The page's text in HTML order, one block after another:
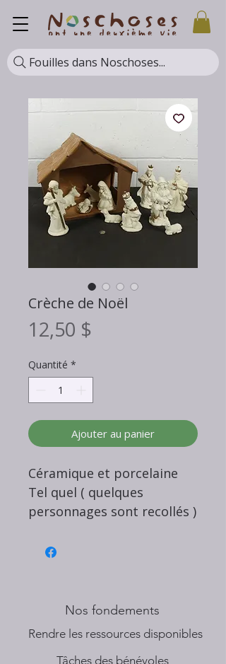
Fouilles dans Noschoses...
Crèche de Noël
12,50 $
Quantité *
Ajouter au panier
Céramique et porcelaine
Tel quel ( quelques
personnages sont recollés )
Nos fondements
​Rendre les ressources disponibles
Tâches des bénévoles